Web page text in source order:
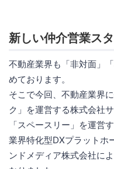
新しい仲介営業ス
不動産業界も「非対面」
めております。
そこで今回、不動産業界
ク」を運営する株式会社
「スペースリー」を運営
業界特化型DXプラットホ
ンドメディア株式会社に